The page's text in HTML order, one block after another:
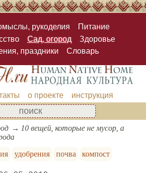
рукоделия
Питание
Сад, огород
Здоровье
праздники
Словарь
о проекте инструкция
10 вещей, которые не мусор, а
удобрения почва компост